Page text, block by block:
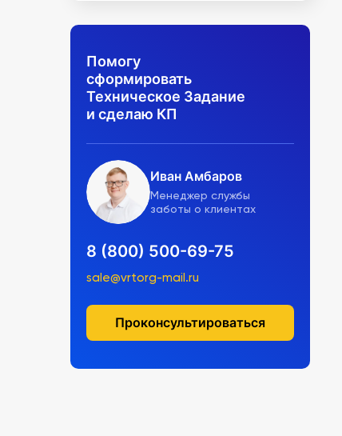
Помогу
сформировать
Техническое Задание
и сделаю КП
Иван Амбаров
Менеджер службы
заботы о клиентах
8 (800) 500-69-75
sale@vrtorg-mail.ru
Проконсультироваться